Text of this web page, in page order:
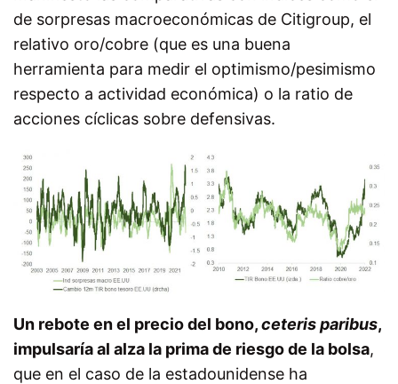
de sorpresas macroeconómicas de Citigroup, el
relativo oro/cobre (que es una buena
herramienta para medir el optimismo/pesimismo
respecto a actividad económica) o la ratio de
acciones cíclicas sobre defensivas.
Un rebote en el precio del bono,ceteris paribus,
impulsaría al alza la prima de riesgo de la bolsa,
que en el caso de la estadounidense ha